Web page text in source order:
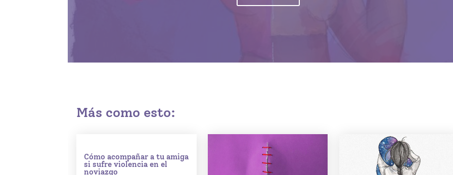
Más como esto:
Cómo acompañar a tu amiga
si sufre violencia en el
noviazgo